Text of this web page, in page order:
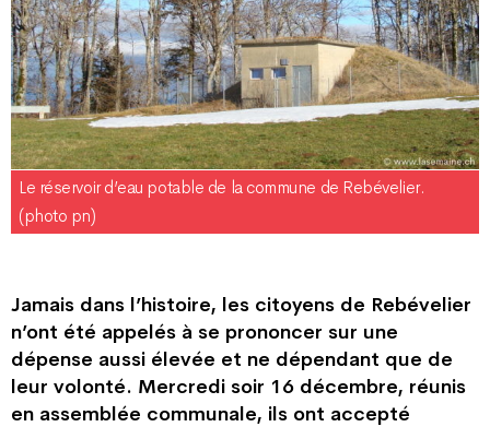
Le réservoir d’eau potable de la commune de Rebévelier.
(photo pn)
Jamais dans l’histoire, les citoyens de Rebévelier
n’ont été appelés à se prononcer sur une
dépense aussi élevée et ne dépendant que de
leur volonté. Mercredi soir 16 décembre, réunis
en assemblée communale, ils ont accepté